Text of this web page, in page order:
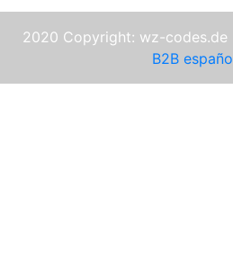
2020 Copyright: wz-codes.de |
B2B